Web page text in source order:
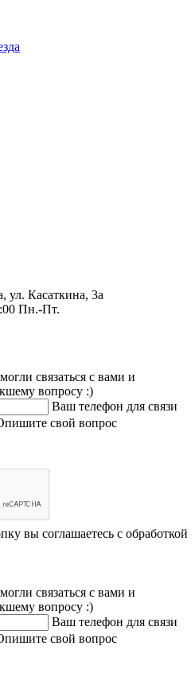
ул. Касаткина, 3а
Пн.-Пт.
связаться с вами и
вопросу :)
Ваш телефон для связи
свой вопрос
вы соглашаетесь с обработкой
связаться с вами и
вопросу :)
Ваш телефон для связи
свой вопрос